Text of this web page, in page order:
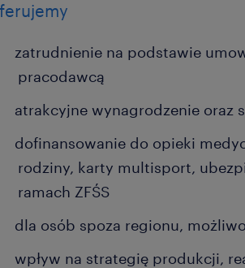
zatrudnienie na podstawie
pracodawcą
atrakcyjne wynagrodzenie oraz
dofinansowanie do opieki
rodziny, karty multisport,
ramach ZFŚS
dla osób spoza regionu,
wpływ na strategię produkcji,